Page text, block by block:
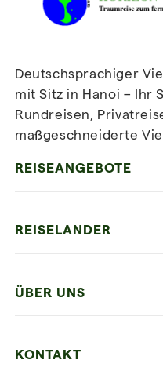
Deutschsprachiger
mit Sitz in Hanoi – Ihr
Rundreisen,
maßgeschneiderte
REISEANGEBOTE
Die Beste Reise
Mehrere Länder
REISELANDER
ÜBER UNS
KONTAKT